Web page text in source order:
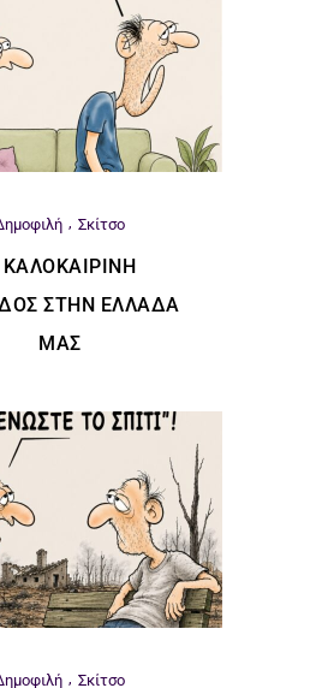
Σκίτσο
ΣΤΗΝ ΕΛΛΆΔΑ
ΜΑΣ
Σκίτσο